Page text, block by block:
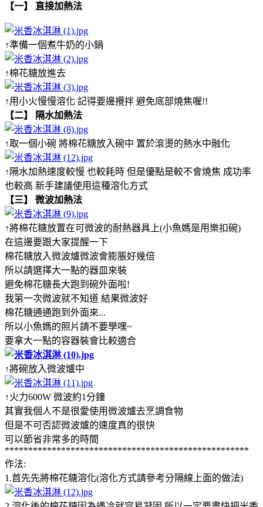
【一】 直接加熱法
↑準備一個煮牛奶的小鍋
↑棉花糖放進去
↑用小火慢慢溶化 記得要邊攪拌 避免底部燒焦喔!!
【二】 隔水加熱法
↑取一個小碗 將棉花糖放入碗中 置於滾燙的熱水中融化
↑隔水加熱速度較慢 也較耗時 但是優點是較不會燒焦 成功率
也較高 新手建議使用這種溶化方式
【三】 微波加熱法
↑將棉花糖放置在可微波的耐熱器具上(小魚媽是用樂扣碗)
在這邊要跟大家提醒一下
棉花糖放入微波爐微波會膨脹好幾倍
所以請選擇大一點的器皿來裝
避免棉花糖長大跑到碗外面啦!
我第一次微波就不知道 結果微波好
棉花糖通通跑到外面來...
所以小魚媽的照片請不要學嘿~
要拿大一點的容器裝會比較適合
↑將碗放入微波爐中
↑火力600W 微波約1分鐘
其實我個人不是很愛使用微波爐去烹調食物
但是不可否認微波爐的速度真的很快
可以節省非常多的時間
****************************************************
作法:
1.首先先將棉花糖溶化(溶化方式請參考分隔線上面的做法)